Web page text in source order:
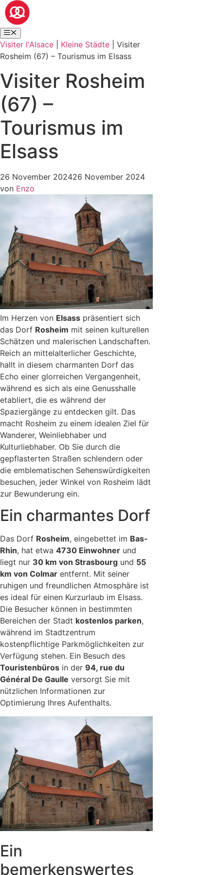
Visiter l'Alsace Kleine Städte
Visiter
Rosheim (67) – Tourismus im Elsass
Visiter Rosheim
(67) –
Tourismus im
Elsass
26 November 202426 November 2024
von Enzo
Im Herzen von Elsass präsentiert sich
das Dorf Rosheim mit seinen kulturellen
Schätzen und malerischen Landschaften.
Reich an mittelalterlicher Geschichte,
hallt in diesem charmanten Dorf das
Echo einer glorreichen Vergangenheit,
während es sich als eine Genusshalle
etabliert, die es während der
Spaziergänge zu entdecken gilt. Das
macht Rosheim zu einem idealen Ziel für
Wanderer, Weinliebhaber und
Kulturliebhaber. Ob Sie durch die
gepflasterten Straßen schlendern oder
die emblematischen Sehenswürdigkeiten
besuchen, jeder Winkel von Rosheim lädt
zur Bewunderung ein.
Ein charmantes Dorf
Das Dorf Rosheim, eingebettet im Bas-
Rhin, hat etwa 4730 Einwohner und
liegt nur 30 km von Strasbourg und 55
km von Colmar entfernt. Mit seiner
ruhigen und freundlichen Atmosphäre ist
es ideal für einen Kurzurlaub im Elsass.
Die Besucher können in bestimmten
Bereichen der Stadt kostenlos parken,
während im Stadtzentrum
kostenpflichtige Parkmöglichkeiten zur
Verfügung stehen. Ein Besuch des
Touristenbüros in der 94, rue du
Général De Gaulle versorgt Sie mit
nützlichen Informationen zur
Optimierung Ihres Aufenthalts.
Ein
bemerkenswertes